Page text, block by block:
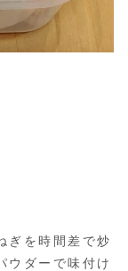
を時間差で炒
ウダーで味付け